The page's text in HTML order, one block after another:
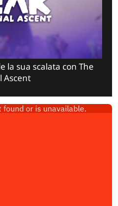
la sua scalata con The
Ascent